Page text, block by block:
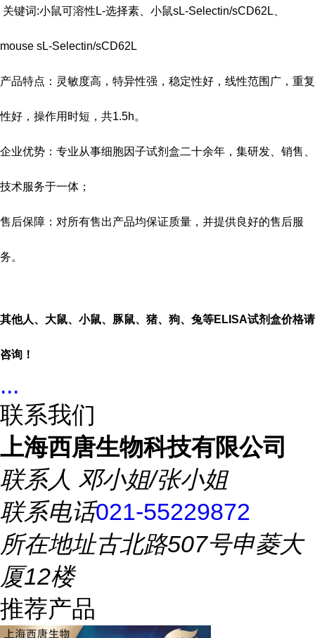
关键词:小鼠可溶性L-选择素、小鼠sL-Selectin/sCD62L、
mouse sL-Selectin/sCD62L
产品特点：灵敏度高，特异性强，稳定性好，线性范围广，重复
性好，操作用时短，共1.5h。
企业优势：专业从事细胞因子试剂盒二十余年，集研发、销售、
技术服务于一体；
售后保障：对所有售出产品均保证质量，并提供良好的售后服
务。
其他人、大鼠、小鼠、豚鼠、猪、狗、兔等ELISA试剂盒价格请
咨询！
...
联系我们
上海西唐生物科技有限公司
联系人 邓小姐/张小姐
联系电话021-55229872
所在地址古北路507号申菱大
厦12楼
推荐产品